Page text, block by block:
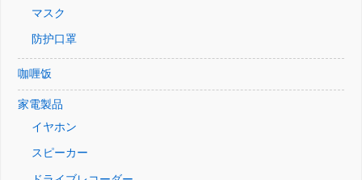
マスク
防护口罩
咖喱饭
家電製品
イヤホン
スピーカー